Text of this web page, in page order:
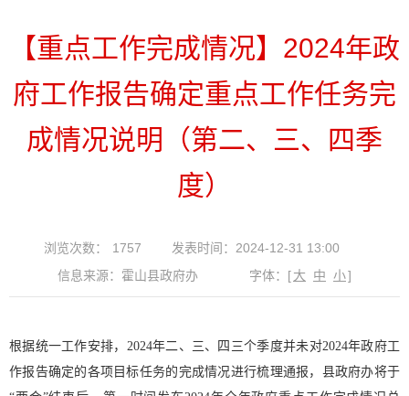
【重点工作完成情况】2024年政
府工作报告确定重点工作任务完
成情况说明（第二、三、四季
度）
浏览次数： 1757
发表时间：2024-12-31 13:00
信息来源：霍山县政府办
字体： [大 中 小]
根据统一工作安排，2024年二、三、四三个季度并未对2024年政府工
作报告确定的各项目标任务的完成情况进行梳理通报，县政府办将于